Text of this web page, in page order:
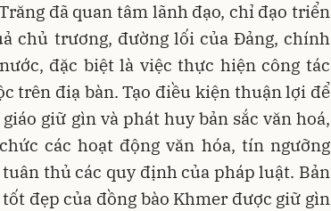
đã quan tâm lãnh đạo, chỉ đạo triển
chủ trương, đường lối của Đảng, chính
đặc biệt là việc thực hiện công tác
trên điạ bàn. Tạo điều kiện thuận lợi để
giữ gìn và phát huy bản sắc văn hoá,
các hoạt động văn hóa, tín ngưỡng
thủ các quy định của pháp luật. Bản
đẹp của đồng bào Khmer được giữ gìn